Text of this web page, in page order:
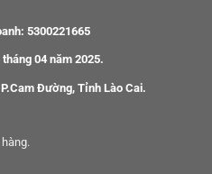
5300221665
04 năm 2025.
Đường, Tỉnh Lào Cai.